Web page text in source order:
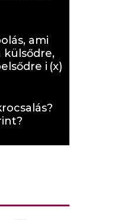
ami
külsődre,
is